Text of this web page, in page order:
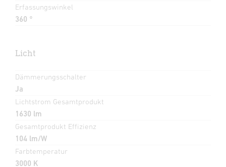
Erfassungswinkel
360 °
Licht
Dämmerungsschalter
Ja
Lichtstrom Gesamtprodukt
1630 lm
Gesamtprodukt Effizienz
104 lm/W
Farbtemperatur
3000 K